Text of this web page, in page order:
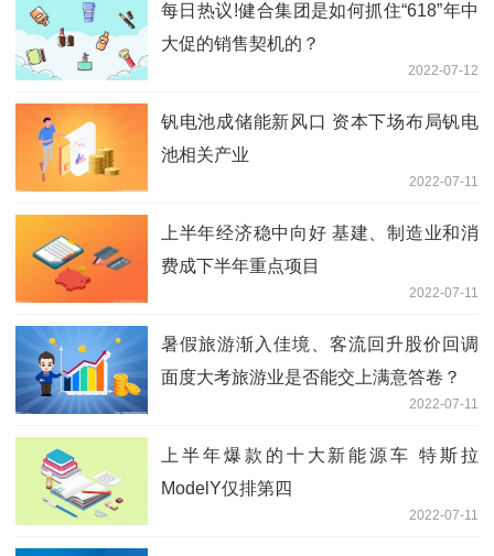
每日热议!健合集团是如何抓住“618”年中
大促的销售契机的？
2022-07-12
钒电池成储能新风口 资本下场布局钒电
池相关产业
2022-07-11
上半年经济稳中向好 基建、制造业和消
费成下半年重点项目
2022-07-11
暑假旅游渐入佳境、客流回升股价回调
面度大考旅游业是否能交上满意答卷？
2022-07-11
上半年爆款的十大新能源车 特斯拉
ModelY仅排第四
2022-07-11